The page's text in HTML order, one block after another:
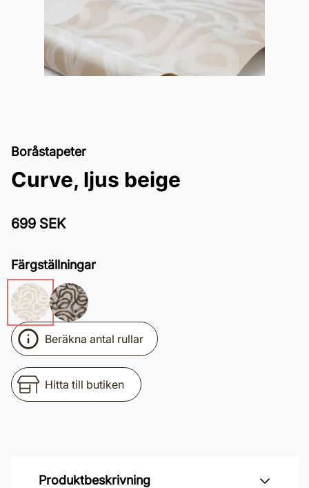
Boråstapeter
Curve, ljus beige
699 SEK
Färgställningar
Beräkna antal rullar
Hitta till butiken
Produktbeskrivning